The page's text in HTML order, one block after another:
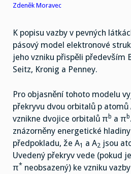
Zdeněk Moravec
K popisu vazby v pevných
pásový model elektronové
jeho vzniku přispěli především
Seitz, Kronig a Penney.
Pro objasnění tohoto modelu
překryvu dvou orbitalů p atomů
vznikne dvojice orbitalů πb a πb
znázorněny energetické
předpokladu, že A1 a A2 jsou
Uvedený překryv vede (pokud
π* neobsazený) ke vzniku